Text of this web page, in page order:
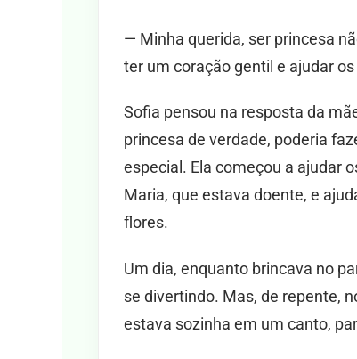
— Minha querida, ser princesa
ter um coração gentil e ajudar
Sofia pensou na resposta da
princesa de verdade, poderia
especial. Ela começou a ajudar
Maria, que estava doente, e
flores.
Um dia, enquanto brincava no
se divertindo. Mas, de repente,
estava sozinha em um canto,